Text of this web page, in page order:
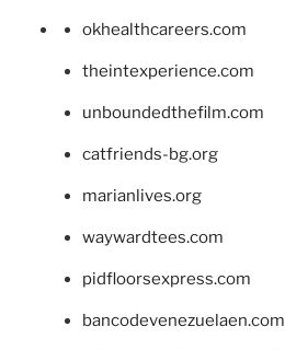
okhealthcareers.com
theintexperience.com
unboundedthefilm.com
catfriends-bg.org
marianlives.org
waywardtees.com
pidfloorsexpress.com
bancodevenezuelaen.com